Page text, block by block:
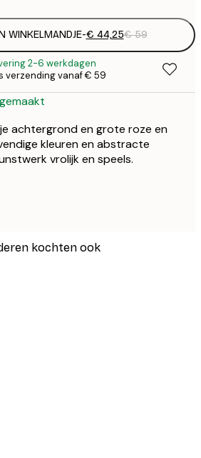
WINKELMANDJE-€ 44,25€ 59
2-6 werkdagen
verzending vanaf € 59
achtergrond en grote roze en
kleuren en abstracte
vrolijk en speels.
kochten ook